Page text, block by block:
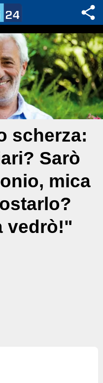
scherza:
Sarò
mica
vedrò!"